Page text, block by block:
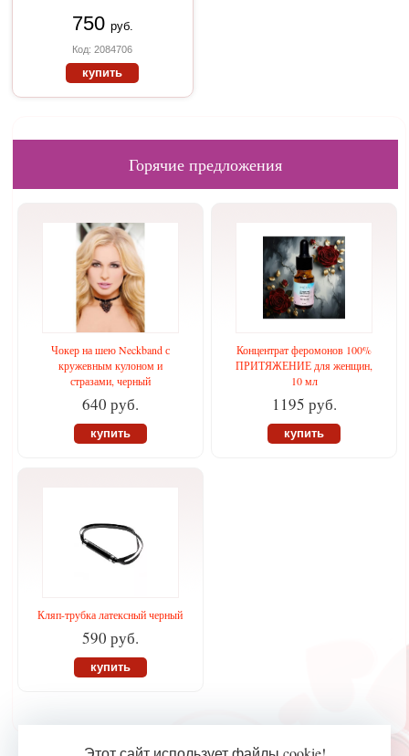
750 руб.
Код: 2084706
купить
Горячие предложения
Чокер на шею Neckband с
кружевным кулоном и
стразами, черный
640 руб.
купить
Концентрат феромонов 100%
ПРИТЯЖЕНИЕ для женщин,
10 мл
1195 руб.
купить
Кляп-трубка латексный черный
590 руб.
купить